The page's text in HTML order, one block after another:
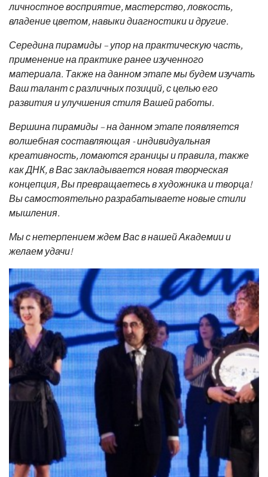
личностное восприятие, мастерство, ловкость,
владение цветом, навыки диагностики и другие.
Середина пирамиды – упор на практическую часть,
применение на практике ранее изученного
материала. Также на данном этапе мы будем изучать
Ваш талант с различных позиций, с целью его
развития и улучшения стиля Вашей работы.
Вершина пирамиды – на данном этапе появляется
волшебная составляющая - индивидуальная
креативность, ломаются границы и правила, также
как ДНК, в Вас закладывается новая творческая
концепция, Вы превращаетесь в художника и творца!
Вы самостоятельно разрабатываете новые стили
мышления.
Мы с нетерпением ждем Вас в нашей Академии и
желаем удачи!